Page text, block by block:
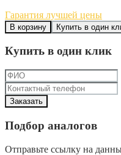
Гарантия лучшей цены
В корзину Купить в один
Купить в один клик
Подбор аналогов
Отправьте ссылку на